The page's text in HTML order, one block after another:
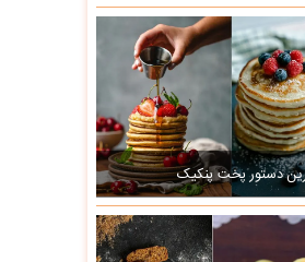
دستور پخت پنکیک